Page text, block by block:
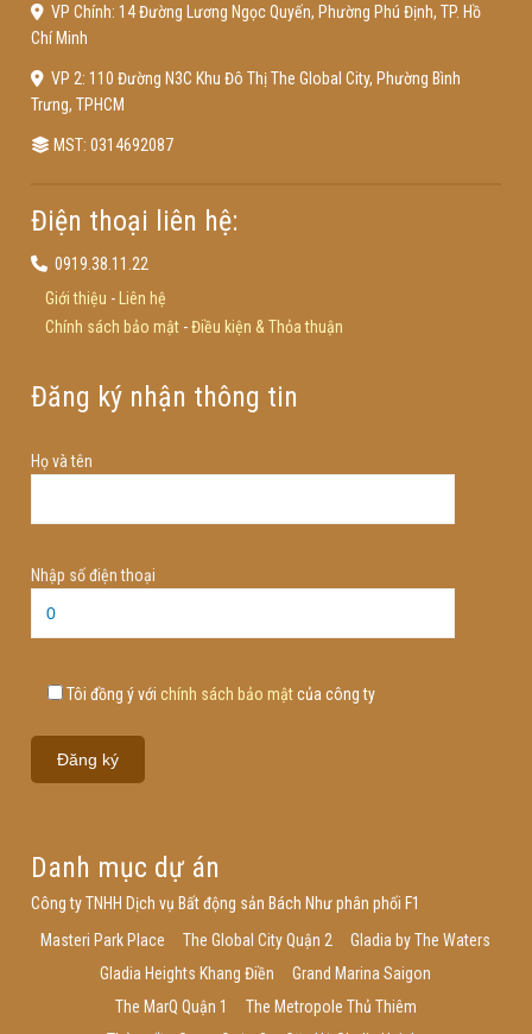
VP Chính: 14 Đường Lương Ngọc Quyến, Phường Phú Định, TP. Hồ
Chí Minh
VP 2: 110 Đường N3C Khu Đô Thị The Global City, Phường Bình
Trưng, TPHCM
MST: 0314692087
Điện thoại liên hệ:
0919.38.11.22
Giới thiệu -
Liên hệ
Chính sách bảo mật-Điều kiện & Thỏa thuận
Đăng ký nhận thông tin
Họ và tên
Nhập số điện thoại
Tôi đồng ý với chính sách bảo mậtcủa công ty
Danh mục dự án
Công ty TNHH Dịch vụ Bất động sản Bách Như phân phối F1
Masteri Park Place
The Global City Quận 2
Gladia by The Waters
Gladia Heights Khang Điền
Grand Marina Saigon
The MarQ Quận 1
The Metropole Thủ Thiêm